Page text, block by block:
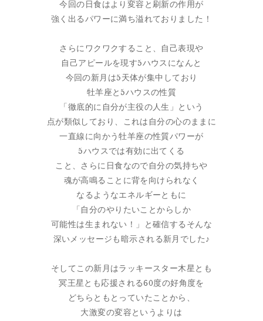
今回の日食はより変容と刷新の作用が
強く出るパワーに満ち溢れておりました！
さらにワクワクすること、自己表現や
自己アピールを現す5ハウスになんと
今回の新月は5天体が集中しており
牡羊座と5ハウスの性質
「徹底的に自分が主役の人生」という
点が類似しており、これは自分の心のままに
一直線に向かう牡羊座の性質パワーが
5ハウスでは有効に出てくる
こと、さらに日食なので自分の気持ちや
魂が高鳴ることに背を向けられなく
なるようなエネルギーともに
「自分のやりたいことからしか
可能性は生まれない！」と確信するそんな
深いメッセージも暗示される新月でした♪
そしてこの新月はラッキースター木星とも
冥王星とも応援される60度の好角度を
どちらともとっていたことから、
大激変の変容というよりは